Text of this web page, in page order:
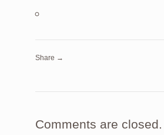
Share →
Comments are closed.